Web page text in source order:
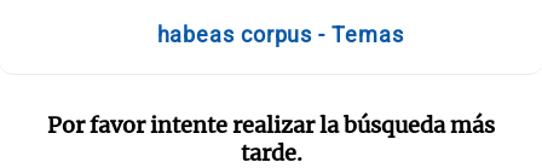
habeas corpus - Temas
Por favor intente realizar la búsqueda más
tarde.